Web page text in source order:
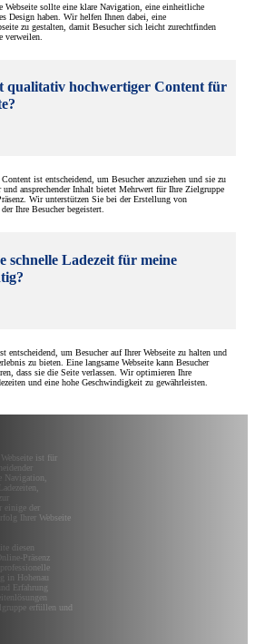
Webseite sollte eine klare Navigation, eine einheitliche
Design haben. Wir helfen Ihnen dabei, eine
zu gestalten, damit Besucher sich leicht zurechtfinden
verweilen.
qualitativ hochwertiger Content für
ist entscheidend, um Besucher anzuziehen und sie zu
ansprechender Inhalt bietet Mehrwert für Ihre Zielgruppe
Wir unterstützen Sie bei der Erstellung von
Ihre Besucher begeistert.
schnelle Ladezeit für meine
entscheidend, um Besucher auf Ihrer Webseite zu halten und
zu bieten. Eine langsame Webseite kann Besucher
dass sie die Seite verlassen. Wir optimieren Ihre
und eine hohe Geschwindigkeit zu gewährleisten.
ist für
Navigation,
einige der
Ihrer Webseite
diesen
Präsenz
in Hohenau
Erfahrung
erfüllen und